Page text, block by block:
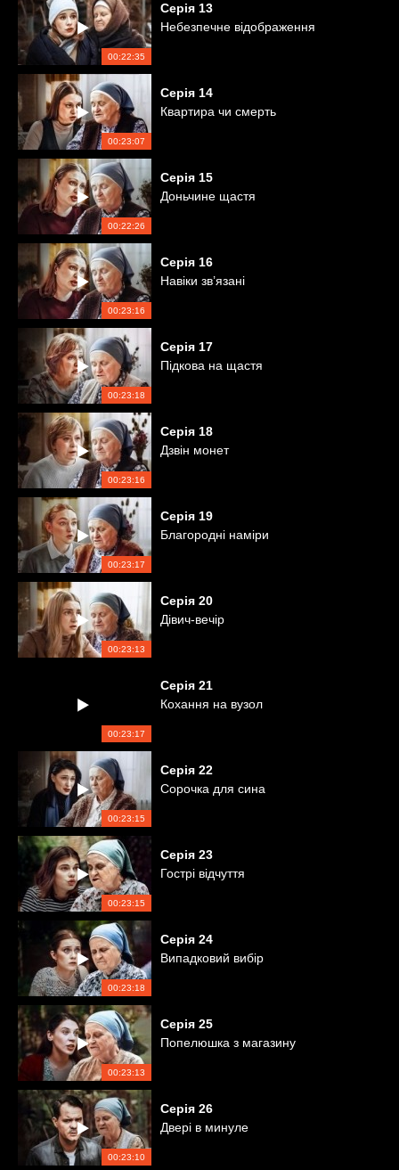
00:22:35
Серія 13
Небезпечне відображення
00:23:07
Серія 14
Квартира чи смерть
00:22:26
Серія 15
Доньчине щастя
00:23:16
Серія 16
Навіки зв’язані
00:23:18
Серія 17
Підкова на щастя
00:23:16
Серія 18
Дзвін монет
00:23:17
Серія 19
Благородні наміри
00:23:13
Серія 20
Дівич-вечір
00:23:17
Серія 21
Кохання на вузол
00:23:15
Серія 22
Сорочка для сина
00:23:15
Серія 23
Гострі відчуття
00:23:18
Серія 24
Випадковий вибір
00:23:13
Серія 25
Попелюшка з магазину
00:23:10
Серія 26
Двері в минуле